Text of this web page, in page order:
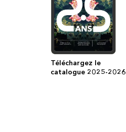
Téléchargez le
catalogue 2025-2026